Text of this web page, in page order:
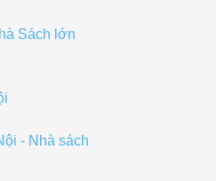
Sách lớn
- Nhà sách